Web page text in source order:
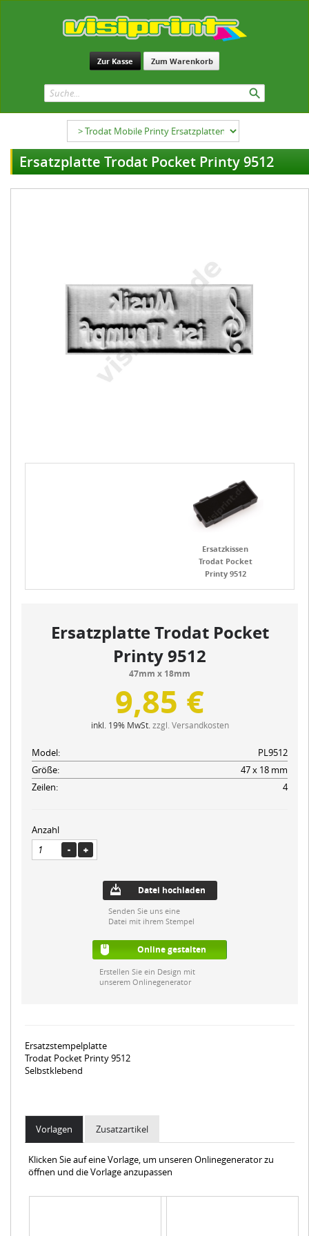
Zur Kasse Zum Warenkorb
Ersatzplatte Trodat Pocket Printy 9512
Ersatzkissen
Trodat Pocket
Printy 9512
Ersatzplatte Trodat Pocket
Printy 9512
47mm x 18mm
9,85 €
inkl. 19% MwSt. zzgl. Versandkosten
Model:
PL9512
Größe:
47 x 18 mm
Zeilen:
4
Anzahl
Datei hochladen
Senden Sie uns eine
Datei mit ihrem Stempel
Online gestalten
Erstellen Sie ein Design mit
unserem Onlinegenerator
Ersatzstempelplatte
Trodat Pocket Printy 9512
Selbstklebend
Vorlagen Zusatzartikel
Klicken Sie auf eine Vorlage, um unseren Onlinegenerator zu
öffnen und die Vorlage anzupassen